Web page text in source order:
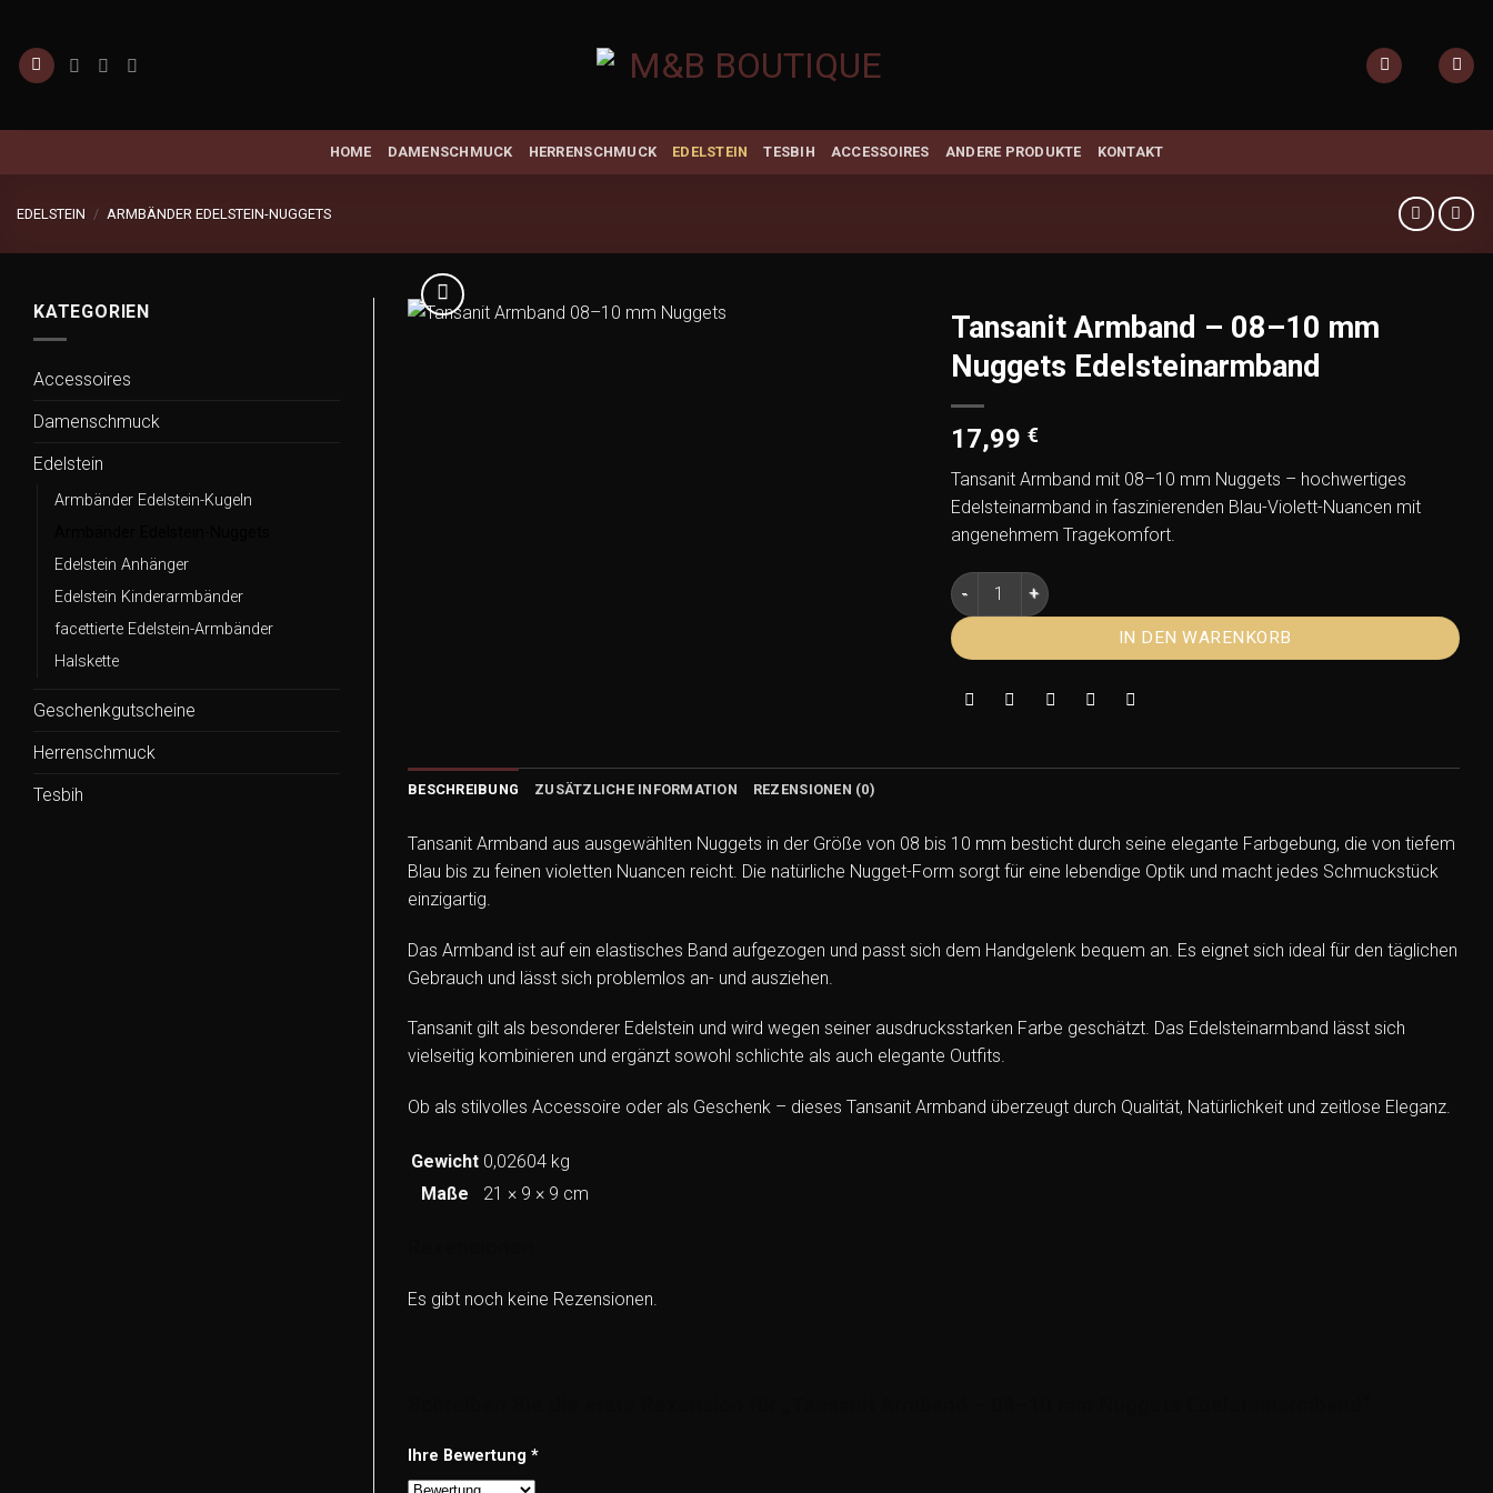
springen
HOME DAMENSCHMUCK HERRENSCHMUCK EDELSTEIN TESBIH ACCESSOIRES ANDERE PRODUKTE KONTAKT
EDELSTEIN / ARMBÄNDER EDELSTEIN-NUGGETS
KATEGORIEN
Accessoires
Damenschmuck
Edelstein
Armbänder Edelstein-Kugeln
Edelstein Anhänger
Edelstein Kinderarmbänder
facettierte Edelstein-Armbänder
Halskette
Geschenkgutscheine
Herrenschmuck
Tesbih
Tansanit Armband – 08–10 mm
Nuggets Edelsteinarmband
17,99 €
Tansanit Armband mit 08–10 mm Nuggets – hochwertiges
Edelsteinarmband in faszinierenden Blau-Violett-Nuancen mit
angenehmem Tragekomfort.
Tansanit Armband – 08–10 mm Nuggets Edelsteinarmband Menge
IN DEN WARENKORB
BESCHREIBUNG ZUSÄTZLICHE INFORMATION REZENSIONEN (0)
Tansanit Armband aus ausgewählten Nuggets in der Größe von 08 bis 10 mm besticht durch seine elegante Farbgebung, die von tiefem
Blau bis zu feinen violetten Nuancen reicht. Die natürliche Nugget-Form sorgt für eine lebendige Optik und macht jedes Schmuckstück
einzigartig.
Das Armband ist auf ein elastisches Band aufgezogen und passt sich dem Handgelenk bequem an. Es eignet sich ideal für den täglichen
Gebrauch und lässt sich problemlos an- und ausziehen.
Tansanit gilt als besonderer Edelstein und wird wegen seiner ausdrucksstarken Farbe geschätzt. Das Edelsteinarmband lässt sich
vielseitig kombinieren und ergänzt sowohl schlichte als auch elegante Outfits.
Ob als stilvolles Accessoire oder als Geschenk – dieses Tansanit Armband überzeugt durch Qualität, Natürlichkeit und zeitlose Eleganz.
Gewicht 0,02604 kg
Maße
21 × 9 × 9 cm
Es gibt noch keine Rezensionen.
Ihre Bewertung *